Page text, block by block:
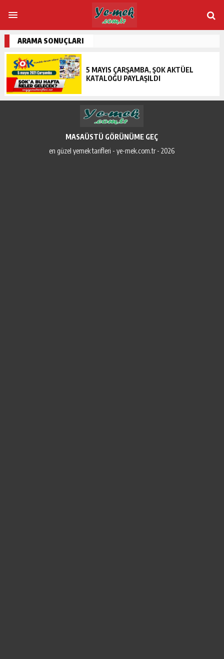
ARAMA SONUÇLARI
5 MAYIS ÇARŞAMBA, ŞOK AKTÜEL
KATALOĞU PAYLAŞILDI
MASAÜSTÜ GÖRÜNÜME GEÇ
en güzel yemek tarifleri - ye-mek.com.tr - 2026